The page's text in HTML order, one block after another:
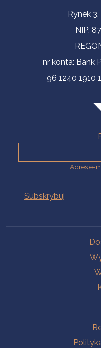
Informacje
Rynek
NIP:
nr konta: Bank
96 1240 1910
Adres e-